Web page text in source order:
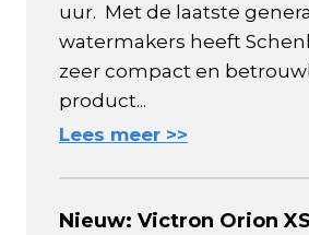
uur. Met de laatste
watermakers heeft
zeer compact en
product...
Lees meer >>
Nieuw: Victron Orion XS